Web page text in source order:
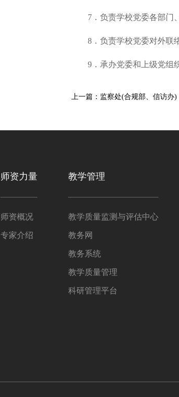
7．负责学校党委各部门
8．负责学校党委对外联
9．承办党委和上级党组
上一篇：监察处(合规部、信访办)
师资力量
师资概况
专家介绍
教学管理
教学质量监测与评估中心
教务网
教务系统
教学质量管理
科研管理平台